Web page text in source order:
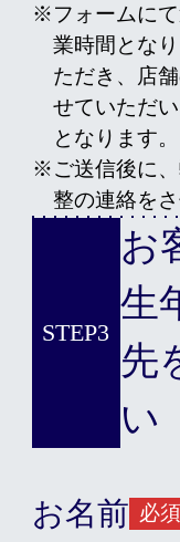
※フォームに
業時間とな
ただき、店
せていただ
となります。
※ご送信後に
整の連絡を
STEP3
お
生
先
い
お名前 必須